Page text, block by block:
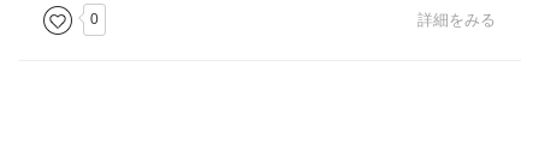
「漱石においてはロンドンでの英文学の研究が影響してい
るのかもしれません。イギリスの作家は物語の構築が非常
0 詳細をみる